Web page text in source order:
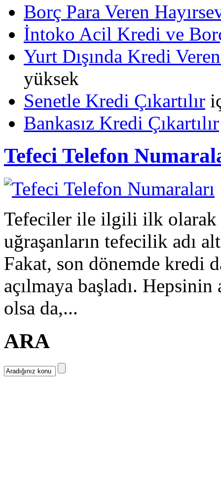
Borç Para Veren
İntoko Acil Kredi ve
Yurt Dışında Kredi
yüksek
Senetle Kredi Çıkartılır
Bankasız Kredi Çıkartılır
Tefeci Telefon
Tefeciler ile ilgili ilk olarak
uğraşanların tefecilik adı
Fakat, son dönemde kredi
açılmaya başladı. Hepsinin
olsa da,...
ARA